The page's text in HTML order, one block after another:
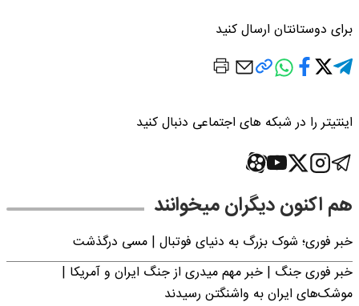
برای دوستانتان ارسال کنید
اینتیتر را در شبکه های اجتماعی دنبال کنید
هم اکنون دیگران میخوانند
خبر فوری؛‌ شوک بزرگ به دنیای فوتبال | مسی درگذشت
خبر فوری جنگ | خبر مهم میدری از جنگ ایران و آمریکا |
موشک‌های ایران به واشنگتن رسیدند